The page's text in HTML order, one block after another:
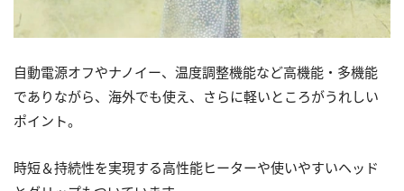
自動電源オフやナノイー、温度調整機能など高機能・多機能
でありながら、海外でも使え、さらに軽いところがうれしい
ポイント。
時短＆持続性を実現する高性能ヒーターや使いやすいヘッド